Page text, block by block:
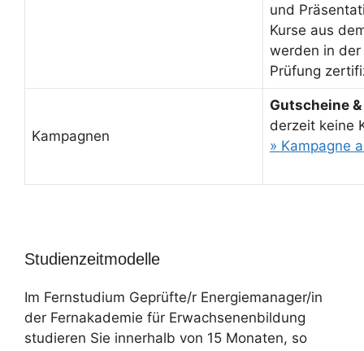
und
Kurse aus
werden in der
Prüfung
Kampagnen
Gutscheine
derzeit keine
» Kampagne
Studienzeitmodelle
Im Fernstudium Geprüfte/r Energiemanager/in
der Fernakademie für Erwachsenenbildung
studieren Sie innerhalb von 15 Monaten, so